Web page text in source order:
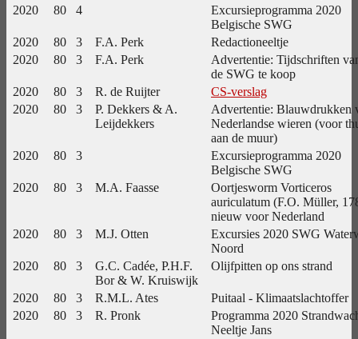
2020
80 4
Excursieprogramma 2020
Belgische SWG
2020
80 3 F.A. Perk
Redactioneeltje
2020
80 3 F.A. Perk
Advertentie: Tijdschriften
de SWG te koop
2020
80 3 R. de Ruijter
CS-verslag
2020
80 3
P. Dekkers & A.
Leijdekkers
Advertentie: Blauwdrukken
Nederlandse wieren (voor
aan de muur)
2020
80 3
Excursieprogramma 2020
Belgische SWG
2020
80 3 M.A. Faasse
Oortjesworm Vorticeros
auriculatum (F.O. Müller,
nieuw voor Nederland
2020
80 3 M.J. Otten
Excursies 2020 SWG
Noord
2020
80 3
G.C. Cadée, P.H.F.
Bor & W. Kruiswijk
Olijfpitten op ons strand
2020 80 3 R.M.L. Ates
Puitaal - Klimaatslachtoffer
2020
80 3 R. Pronk
Programma 2020
Neeltje Jans